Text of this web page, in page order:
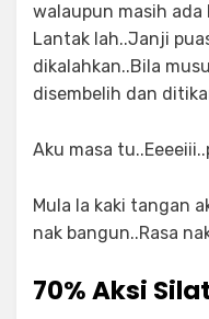
walaupun masih ada
Lantak lah..Janji
dikalahkan..Bila
disembelih dan
Aku masa
Mula la kaki tangan
nak bangun..Rasa
70% Aksi